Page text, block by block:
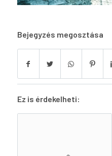
Bejegyzés megosztása
Ez is érdekelheti: